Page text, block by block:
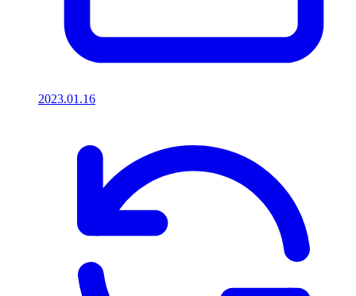
2023.01.16